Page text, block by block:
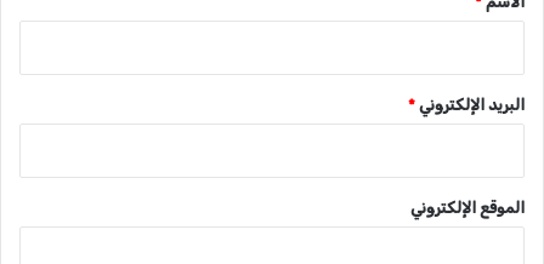
البريد الإلكتروني *
الموقع الإلكتروني